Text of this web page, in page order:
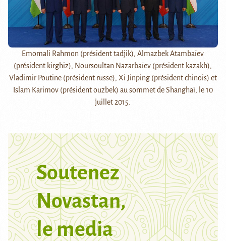
Emomali Rahmon (président tadjik), Almazbek Atambaïev
(président kirghiz), Noursoultan Nazarbaïev (président kazakh),
Vladimir Poutine (président russe), Xi Jinping (président chinois) et
Islam Karimov (président ouzbek) au sommet de Shanghaï, le 10
juillet 2015.
Soutenez
Novastan,
le media